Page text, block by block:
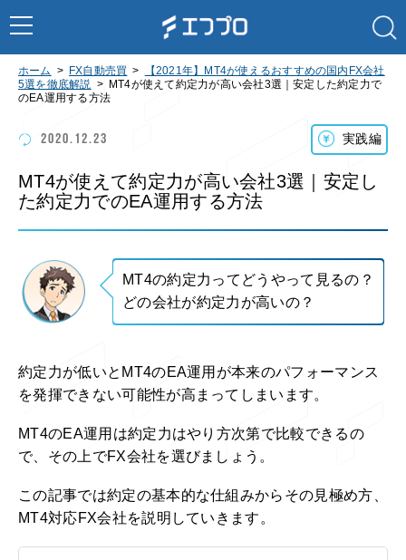
ホーム FX自動売買
【2021年】MT4が使えるおすすめの国内FX会社
5選を徹底解説
MT4が使えて約定力が高い会社3選｜安定した約定力で
のEA運用する方法
2020.12.23 実践編
MT4が使えて約定力が高い会社3選｜安定し
た約定力でのEA運用する方法
MT4の約定力ってどうやって見るの？
どの会社が約定力が高いの？
約定力が低いとMT4のEA運用が本来のパフォーマンス
を発揮できない可能性が高まってしまいます。
MT4のEA運用は約定力はやり方次第で比較できるの
で、その上でFX会社を選びましょう。
この記事では約定の基本的な仕組みからその見極め方、
MT4対応FX会社を説明していきます。